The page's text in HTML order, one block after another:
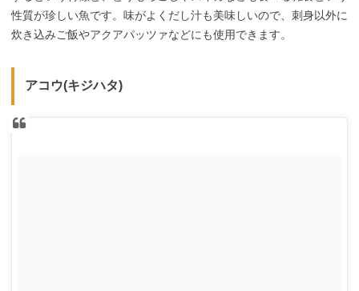
性質が珍しい魚です。味がよくだし汁も美味しいので、刺身以外に
炊き込みご飯やアクアパッツァなどにも使用できます。
アコウ(キジハタ)